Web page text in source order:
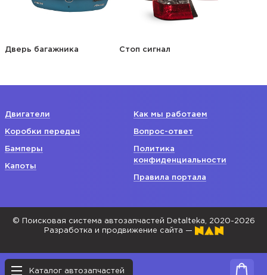
Каталог автозапчастей
Дверь багажника Стоп сигнал
Двигатели
Коробки передач
Бамперы
Капоты
Как мы работаем
Вопрос-ответ
Политика
конфиденциальности
Правила портала
© Поисковая система автозапчастей Detalteka, 2020-2026
Разработка и продвижение сайта —